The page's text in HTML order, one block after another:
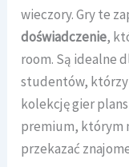
wieczory. Gry te
doświadczenie,
room. Są idealne
studentów, którzy
kolekcję gier
premium, którym
przekazać